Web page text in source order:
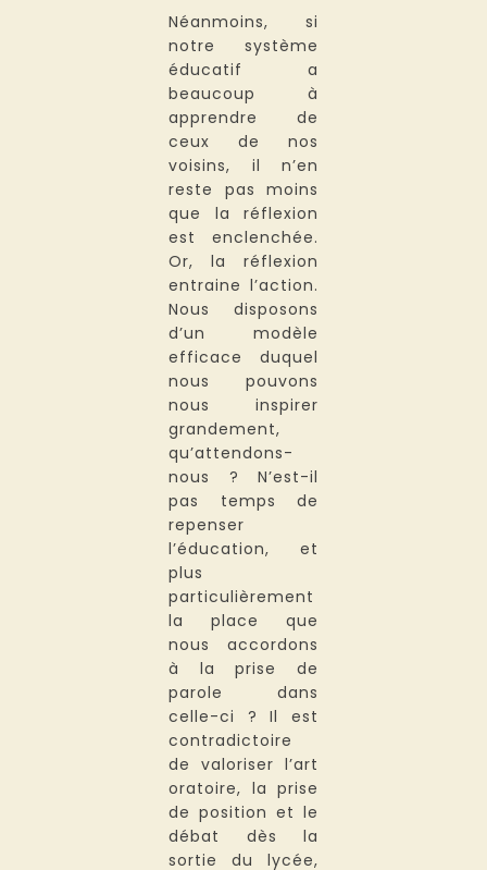
Néanmoins, si
notre système
éducatif a
beaucoup à
apprendre de
ceux de nos
voisins, il n’en
reste pas moins
que la réflexion
est enclenchée.
Or, la réflexion
entraine l’action.
Nous disposons
d’un modèle
efficace duquel
nous pouvons
nous inspirer
grandement,
qu’attendons-
nous ? N’est-il
pas temps de
repenser
l’éducation, et
plus
particulièrement
la place que
nous accordons
à la prise de
parole dans
celle-ci ? Il est
contradictoire
de valoriser l’art
oratoire, la prise
de position et le
débat dès la
sortie du lycée,